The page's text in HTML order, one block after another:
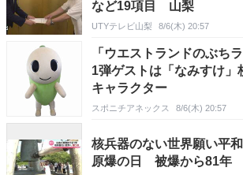
など19項目 山梨
UTYテレビ山梨 8/6(木) 20:57
「ウエストランドのぶち
1弾ゲストは「なみすけ」
キャラクター
スポニチアネックス 8/6(木) 20:57
核兵器のない世界願い平
原爆の日 被爆から81年